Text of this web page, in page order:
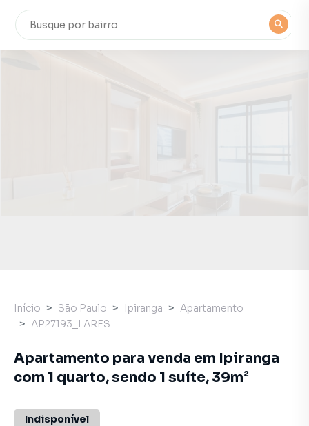
Início São Paulo Ipiranga
Apartamento
AP27193_LARES
Apartamento para venda em Ipiranga
com 1 quarto, sendo 1 suíte, 39m²
Indisponível